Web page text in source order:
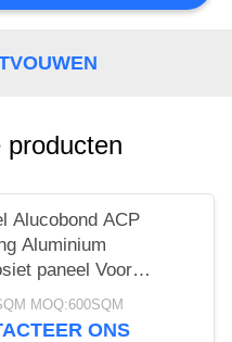
producten
Alucobond ACP
Aluminium
paneel Voor
bekleding,
schalen
MOQ:600SQM
ONS